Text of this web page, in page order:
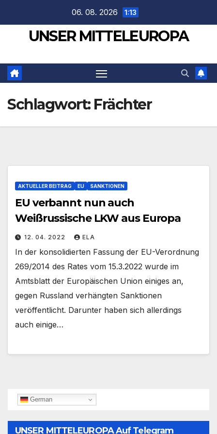
springen
06. 08. 2026 1:13
UNSER MITTELEUROPA
Schlagwort: Frächter
AKTUELLER BEITRAG EU SANKTIONEN
EU verbannt nun auch
Weißrussische LKW aus Europa
12. 04. 2022 ELA
In der konsolidierten Fassung der EU-Verordnung
269/2014 des Rates vom 15.3.2022 wurde im
Amtsblatt der Europäischen Union einiges an,
gegen Russland verhängten Sanktionen
veröffentlicht. Darunter haben sich allerdings
auch einige…
German
UNSER MITTELEUROPA Auf Telegram